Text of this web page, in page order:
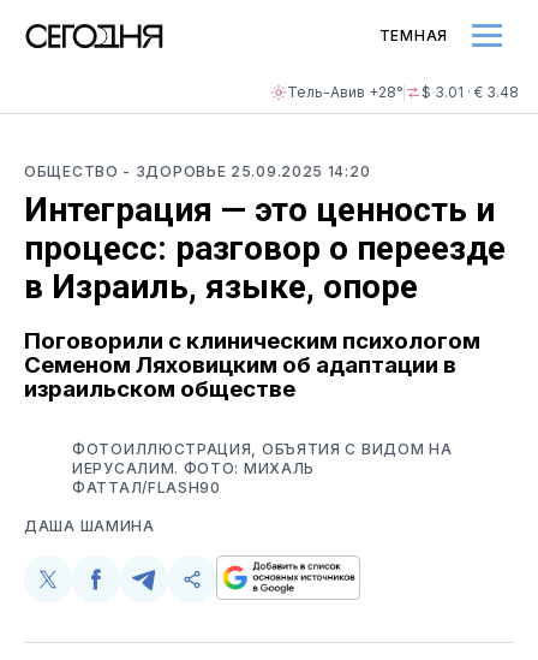
Тель-Авив +28° $ 3.01 · € 3.48
ТЕМНАЯ
ОБЩЕСТВО - ЗДОРОВЬЕ 25.09.2025 14:20
Интеграция — это ценность и
процесс: разговор о переезде
в Израиль, языке, опоре
Поговорили с клиническим психологом
Семеном Ляховицким об адаптации в
израильском обществе
ФОТОИЛЛЮСТРАЦИЯ, ОБЪЯТИЯ С ВИДОМ НА
ИЕРУСАЛИМ. ФОТО: МИХАЛЬ
ФАТТАЛ/FLASH90
ДАША ШАМИНА
Поделиться
Twitter
Поделиться
Facebook
Поделиться
Telegram
Скопируйте
поделитесь